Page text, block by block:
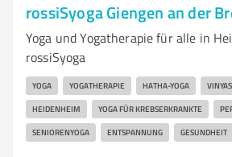
rossiSyoga Giengen an der
Yoga und Yogatherapie für alle in
rossiSyoga
YOGA YOGATHERAPIE HATHA-YOGA
HEIDENHEIM YOGA FÜR KREBSERKRANKTE
SENIORENYOGA ENTSPANNUNG GESUNDHEIT